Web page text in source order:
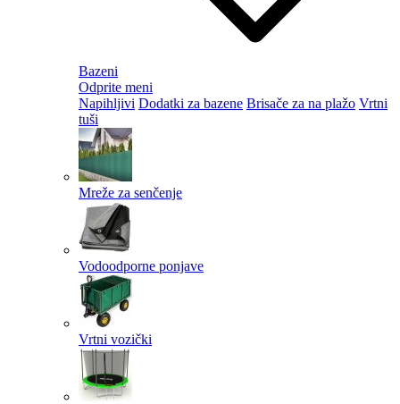
Bazeni
Odprite meni
Napihljivi Dodatki za bazene Brisače za na plažo Vrtni
tuši
Mreže za senčenje
Vodoodporne ponjave
Vrtni vozički